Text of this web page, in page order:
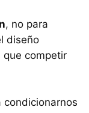
, no para
diseño
que competir